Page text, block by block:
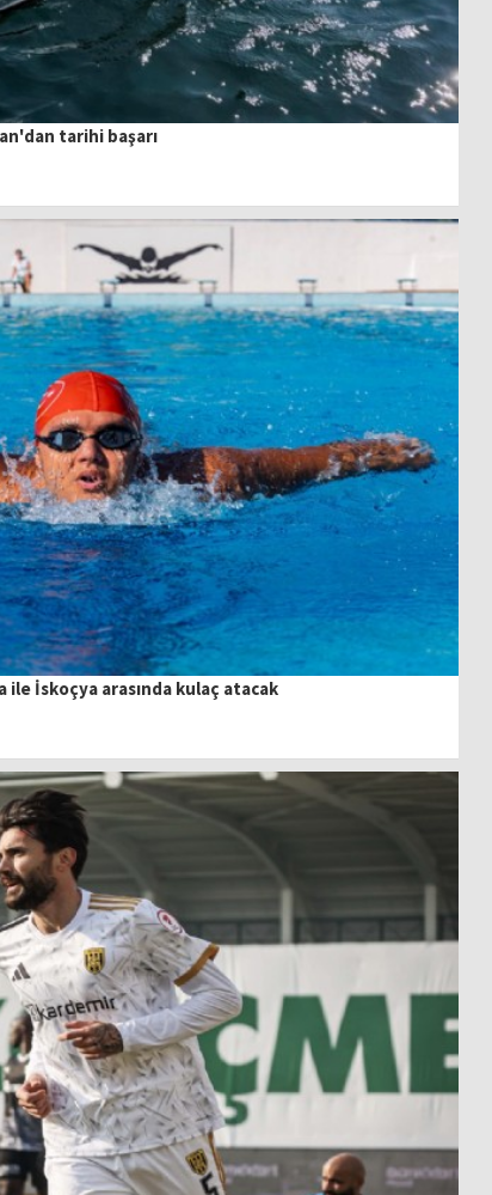
tarihi başarı
İskoçya arasında kulaç atacak